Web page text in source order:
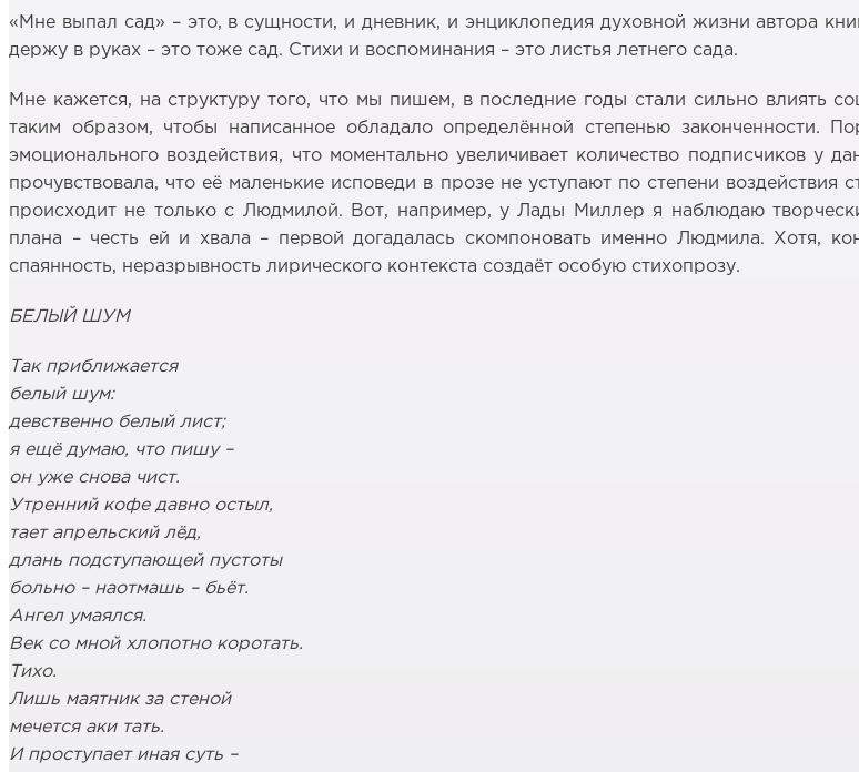
«Мне выпал сад» – это, в сущности, и дневник, и энциклопедия духовной жизни автора
держу в руках – это тоже сад. Стихи и воспоминания – это листья летнего сада.
Мне кажется, на структуру того, что мы пишем, в последние годы стали сильно влиять
таким образом, чтобы написанное обладало определённой степенью законченности.
эмоционального воздействия, что моментально увеличивает количество подписчиков
прочувствовала, что её маленькие исповеди в прозе не уступают по степени
происходит не только с Людмилой. Вот, например, у Лады Миллер я наблюдаю
плана – честь ей и хвала – первой догадалась скомпоновать именно Людмила. Хотя,
спаянность, неразрывность лирического контекста создаёт особую стихопрозу.
БЕЛЫЙ ШУМ
Так приближается
белый шум:
девственно белый лист;
я ещё думаю, что пишу –
он уже снова чист.
Утренний кофе давно остыл,
тает апрельский лёд,
длань подступающей пустоты
больно – наотмашь – бьёт.
Ангел умаялся.
Век со мной хлопотно коротать.
Тихо.
Лишь маятник за стеной
мечется аки тать.
И проступает иная суть –